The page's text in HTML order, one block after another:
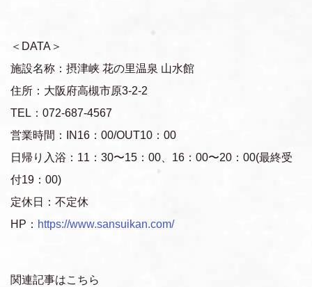
＜DATA＞
施設名称：摂津峡 花の里温泉 山水館
住所：大阪府高槻市原3-2-2
TEL：072-687-4567
営業時間：IN16：00/OUT10：00
日帰り入浴：11：30〜15：00、16：00〜20：00(最終受
付19：00)
定休日：不定休
HP： https://www.sansuikan.com/
関連記事はこちら